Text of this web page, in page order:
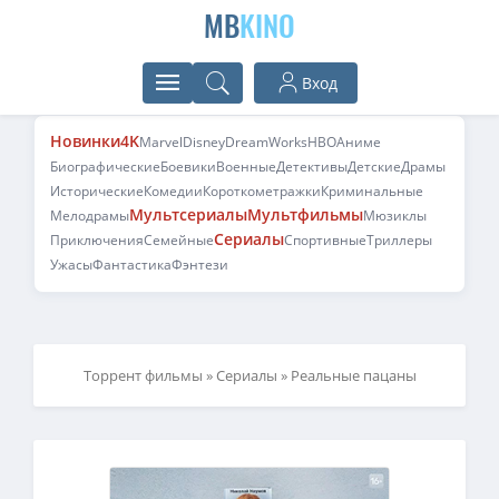
MBKINO
Вход
Новинки4KMarvelDisneyDreamWorksHBOАниме
БиографическиеБоевикиВоенныеДетективыДетскиеДрамы
ИсторическиеКомедииКороткометражкиКриминальные
МелодрамыМультсериалыМультфильмыМюзиклы
ПриключенияСемейныеСериалыСпортивныеТриллеры
УжасыФантастикаФэнтези
Торрент фильмы »Сериалы » Реальные пацаны